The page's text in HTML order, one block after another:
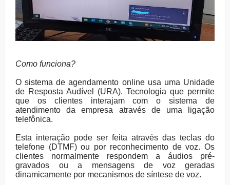
Como funciona?
O sistema de agendamento online usa uma Unidade
de Resposta Audível (URA). Tecnologia que permite
que os clientes interajam com o sistema de
atendimento da empresa através de uma ligação
telefônica.
Esta interação pode ser feita através das teclas do
telefone (DTMF) ou por reconhecimento de voz. Os
clientes normalmente respondem a áudios pré-
gravados ou a mensagens de voz geradas
dinamicamente por mecanismos de síntese de voz.